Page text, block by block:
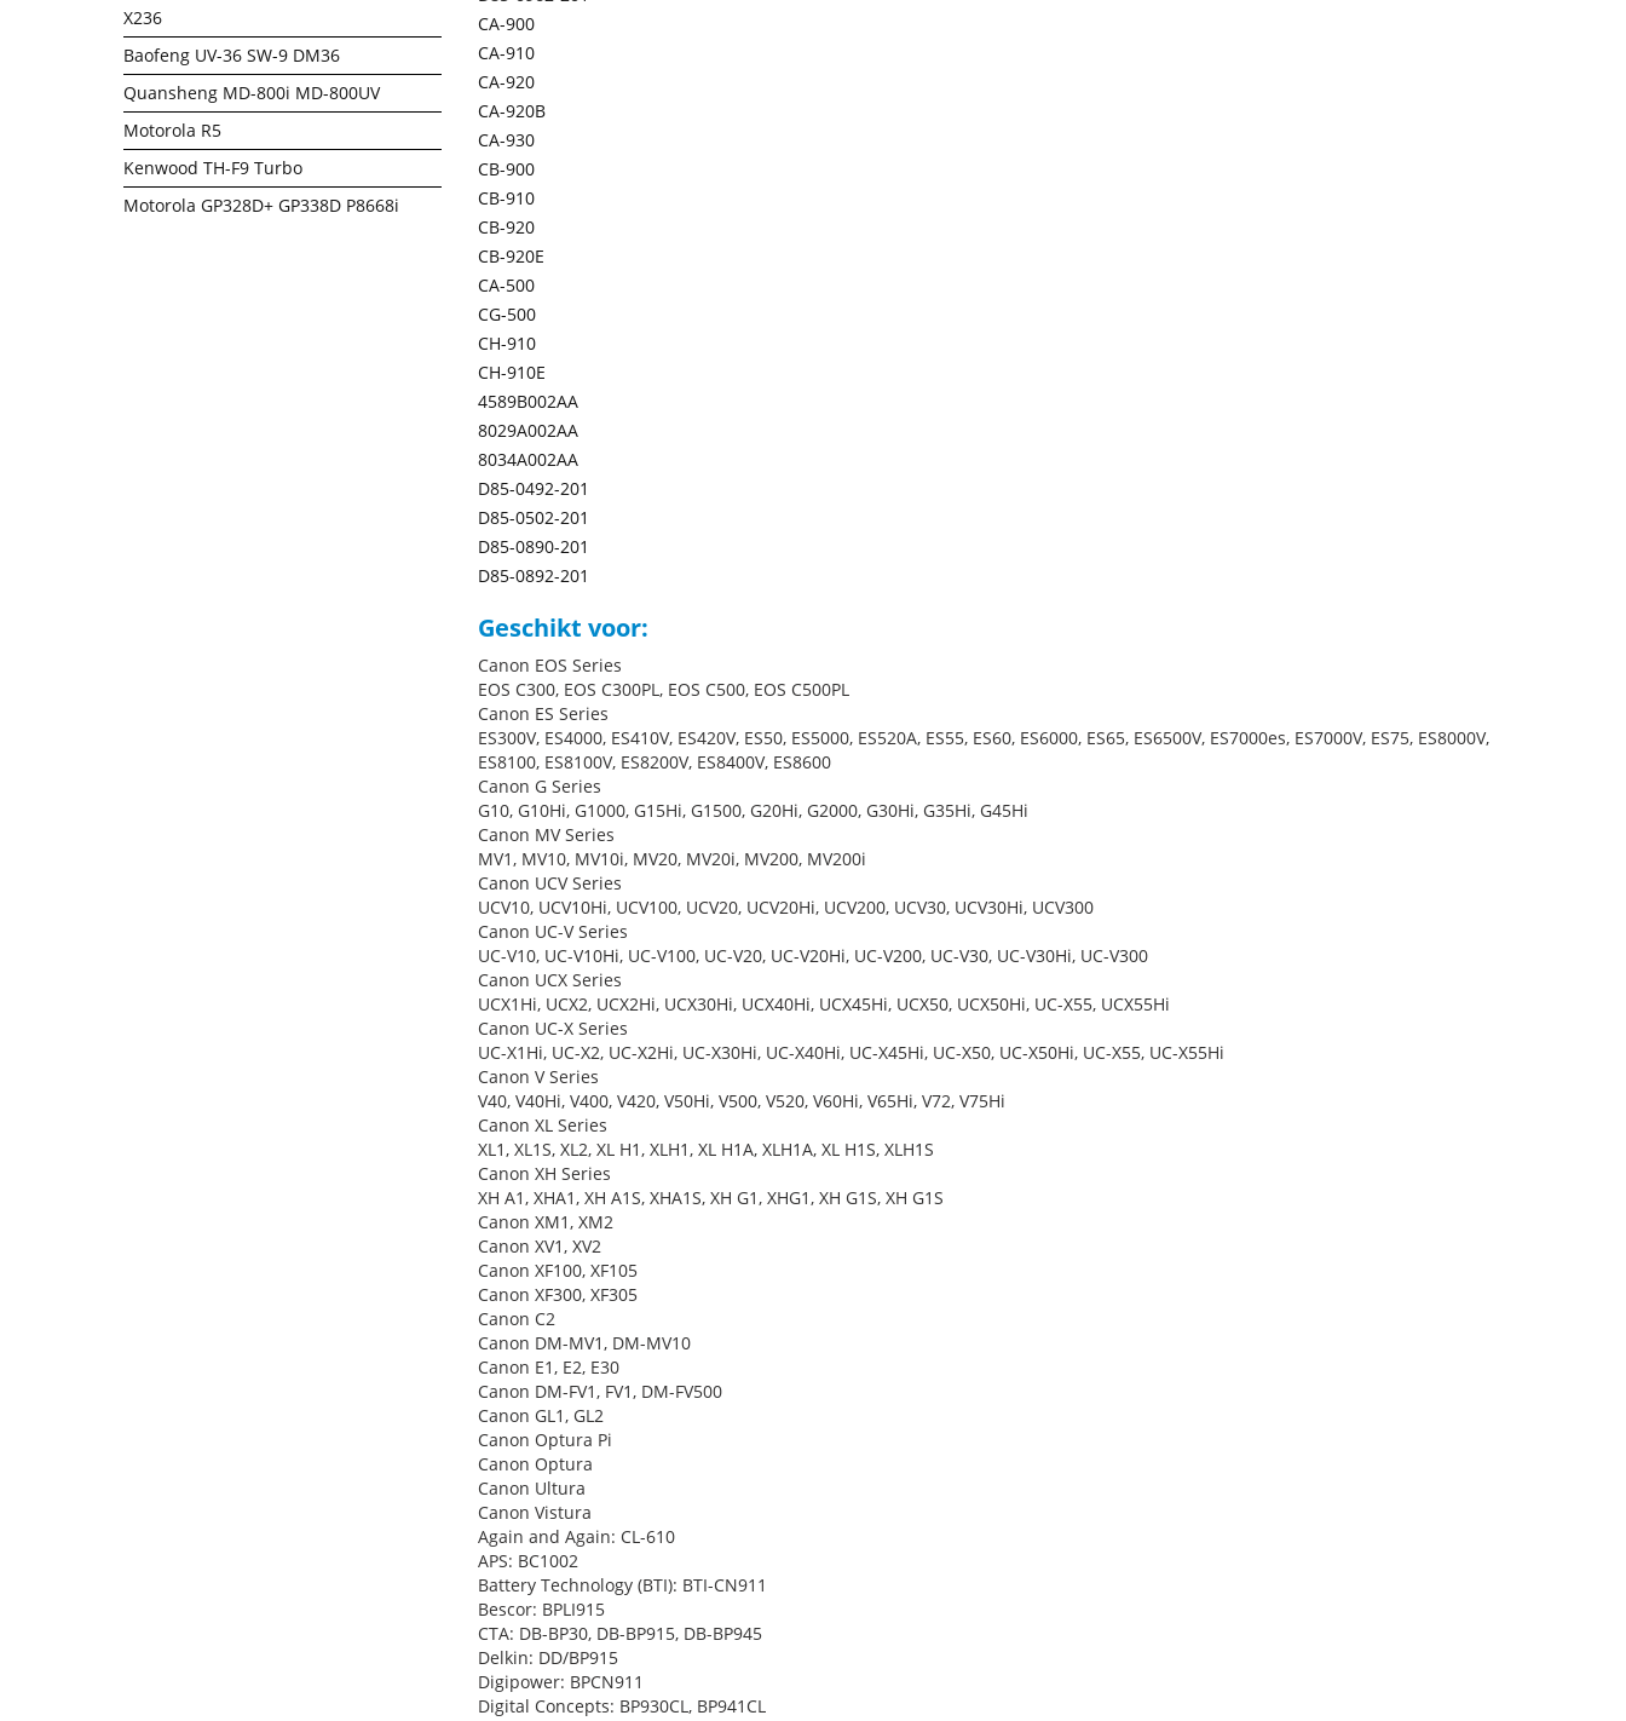
X236
Baofeng UV-36 SW-9 DM36
Quansheng MD-800i MD-800UV
Motorola R5
Kenwood TH-F9 Turbo
Motorola GP328D+ GP338D P8668i
CA-900
CA-910
CA-920
CA-920B
CA-930
CB-900
CB-910
CB-920
CB-920E
CA-500
CG-500
CH-910
CH-910E
4589B002AA
8029A002AA
8034A002AA
D85-0492-201
D85-0502-201
D85-0890-201
D85-0892-201
Geschikt voor:
Canon EOS Series
EOS C300, EOS C300PL, EOS C500, EOS C500PL
Canon ES Series
ES300V, ES4000, ES410V, ES420V, ES50, ES5000, ES520A, ES55, ES60, ES6000, ES65, ES6500V, ES7000es, ES7000V, ES75, ES8000V,
ES8100, ES8100V, ES8200V, ES8400V, ES8600
Canon G Series
G10, G10Hi, G1000, G15Hi, G1500, G20Hi, G2000, G30Hi, G35Hi, G45Hi
Canon MV Series
MV1, MV10, MV10i, MV20, MV20i, MV200, MV200i
Canon UCV Series
UCV10, UCV10Hi, UCV100, UCV20, UCV20Hi, UCV200, UCV30, UCV30Hi, UCV300
Canon UC-V Series
UC-V10, UC-V10Hi, UC-V100, UC-V20, UC-V20Hi, UC-V200, UC-V30, UC-V30Hi, UC-V300
Canon UCX Series
UCX1Hi, UCX2, UCX2Hi, UCX30Hi, UCX40Hi, UCX45Hi, UCX50, UCX50Hi, UC-X55, UCX55Hi
Canon UC-X Series
UC-X1Hi, UC-X2, UC-X2Hi, UC-X30Hi, UC-X40Hi, UC-X45Hi, UC-X50, UC-X50Hi, UC-X55, UC-X55Hi
Canon V Series
V40, V40Hi, V400, V420, V50Hi, V500, V520, V60Hi, V65Hi, V72, V75Hi
Canon XL Series
XL1, XL1S, XL2, XL H1, XLH1, XL H1A, XLH1A, XL H1S, XLH1S
Canon XH Series
XH A1, XHA1, XH A1S, XHA1S, XH G1, XHG1, XH G1S, XH G1S
Canon XM1, XM2
Canon XV1, XV2
Canon XF100, XF105
Canon XF300, XF305
Canon C2
Canon DM-MV1, DM-MV10
Canon E1, E2, E30
Canon DM-FV1, FV1, DM-FV500
Canon GL1, GL2
Canon Optura Pi
Canon Optura
Canon Ultura
Canon Vistura
Again and Again: CL-610
APS: BC1002
Battery Technology (BTI): BTI-CN911
Bescor: BPLI915
CTA: DB-BP30, DB-BP915, DB-BP945
Delkin: DD/BP915
Digipower: BPCN911
Digital Concepts: BP930CL, BP941CL